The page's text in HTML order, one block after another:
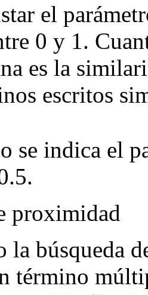
el
0 y 1.
es la
escritos
se indica el
proximidad
la búsqueda
término